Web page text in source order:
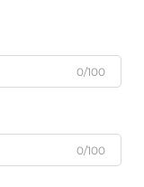
0/100
0/100